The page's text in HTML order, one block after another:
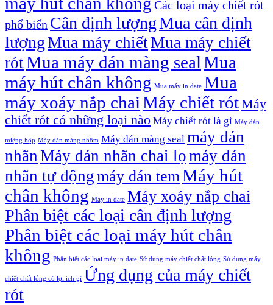
Các loại máy chiết rót
phổ biến Cân định lượngMua cân định
lượngMua máy chiếtMua máy chiết
rótMua máy dán màng sealMua
máy hút chân không Mua máy in date Mua
máy xoáy nắp chaiMáy chiết rótMáy
chiết rót có những loại nào Máy chiết rót là gì Máy dán
miệng hộp Máy dán màng nhôm Máy dán màng seal máy dán
nhãnMáy dán nhãn chai lọmáy dán
nhãn tự độngmáy dán temMáy hút
chân không Máy in date Máy xoáy nắp chai
Phân biệt các loại cân định lượng
Phân biệt các loại máy hút chân
không Phân biệt các loại máy in date Sử dụng máy chiết chất lỏng Sử dụng máy
chiết chất lỏng có lợi ích gì Ứng dụng của máy chiết
rót